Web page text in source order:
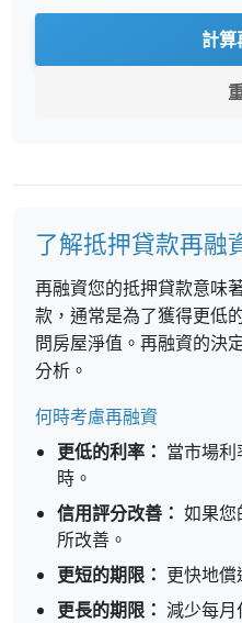
計算
了解抵押貸款再融
再融資您的抵押貸款意味
款，通常是為了獲得更低
問房屋淨值。再融資的決
分析。
何時考慮再融資
更低的利率： 當市場
時。
信用評分改善： 如果您
所改善。
更短的期限： 更快地償
更長的期限： 減少每月